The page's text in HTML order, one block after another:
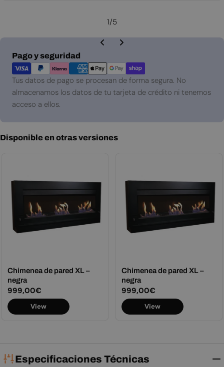
1/5
Pago y seguridad
Métodos
de
pago
Tus datos de pago se procesan de forma segura. No
almacenamos los datos de tu tarjeta de crédito ni tenemos
acceso a ellos.
Disponible en otras versiones
Chimenea de pared XL –
negra
Precio
habitual
999,00€
View
Chimenea de pared XL –
negra
Precio
habitual
999,00€
View
Especificaciones Técnicas